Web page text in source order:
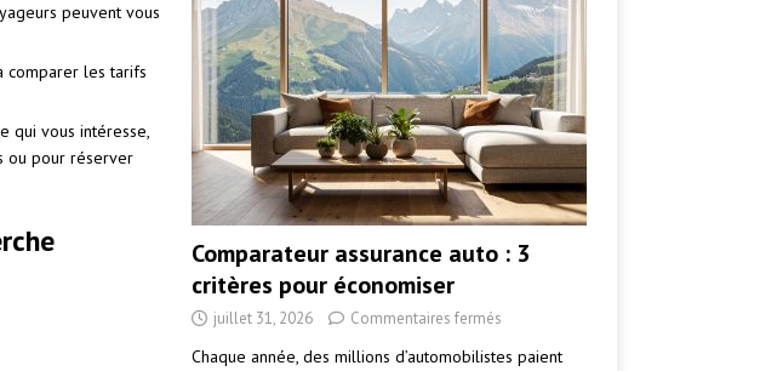
peuvent vous
comparer les tarifs
qui vous intéresse,
ou pour réserver
Comparateur assurance auto : 3
critères pour économiser
juillet 31, 2026 Commentaires fermés
Chaque année, des millions d’automobilistes paient